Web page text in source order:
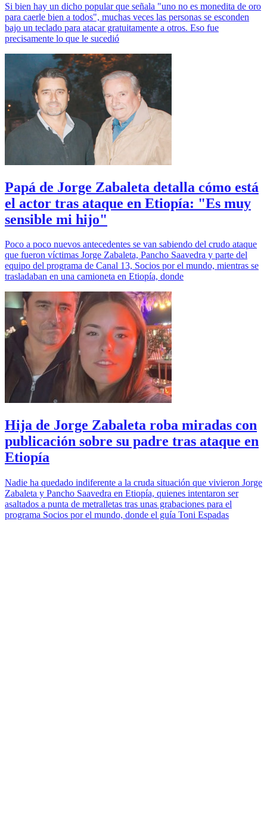
Si bien hay un dicho popular que señala "uno no es monedita de oro
para caerle bien a todos", muchas veces las personas se esconden
bajo un teclado para atacar gratuitamente a otros. Eso fue
precisamente lo que le sucedió
Papá de Jorge Zabaleta detalla cómo está
el actor tras ataque en Etiopía: "Es muy
sensible mi hijo"
Poco a poco nuevos antecedentes se van sabiendo del crudo ataque
que fueron víctimas Jorge Zabaleta, Pancho Saavedra y parte del
equipo del programa de Canal 13, Socios por el mundo, mientras se
trasladaban en una camioneta en Etiopía, donde
Hija de Jorge Zabaleta roba miradas con
publicación sobre su padre tras ataque en
Etiopía
Nadie ha quedado indiferente a la cruda situación que vivieron Jorge
Zabaleta y Pancho Saavedra en Etiopía, quienes intentaron ser
asaltados a punta de metralletas tras unas grabaciones para el
programa Socios por el mundo, donde el guía Toni Espadas